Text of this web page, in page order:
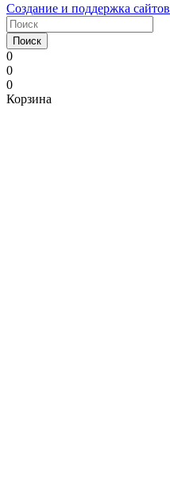
Создание и поддержка сайтов
Поиск
0
0
0
Корзина